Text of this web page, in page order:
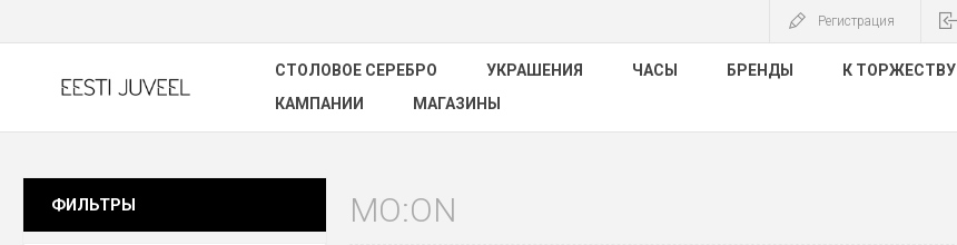
Регистрация
СТОЛОВОЕ СЕРЕБРО УКРАШЕНИЯ ЧАСЫ БРЕНДЫ К ТОРЖЕСТВУ
КАМПАНИИ
МАГАЗИНЫ
MO:ON
ФИЛЬТРЫ